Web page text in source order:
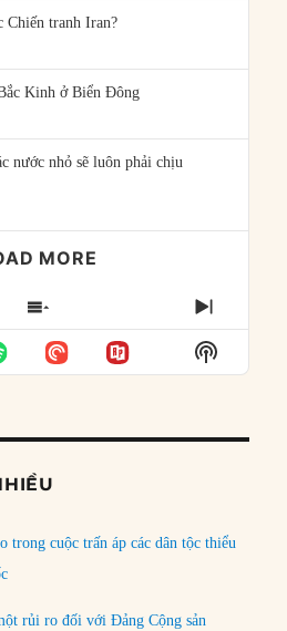
Chiến tranh Iran?
Kinh ở Biển Đông
nước nhỏ sẽ luôn phải chịu
MORE
SHOW
EPISODES
LIST
NEXT
Show
Podcast
trong cuộc trấn áp các dân tộc thiểu
rủi ro đối với Đảng Cộng sản